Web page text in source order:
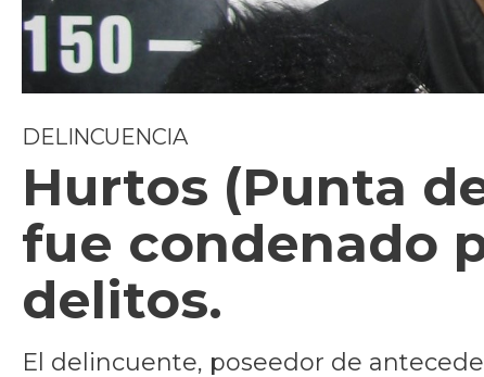
DELINCUENCIA
Hurtos (Punta
fue condenado
delitos.
El delincuente, poseedor de